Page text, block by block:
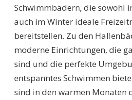
Schwimmbädern, die sowohl
auch im Winter ideale
bereitstellen. Zu den
moderne Einrichtungen, die
sind und die perfekte
entspanntes Schwimmen
sind in den warmen Monaten